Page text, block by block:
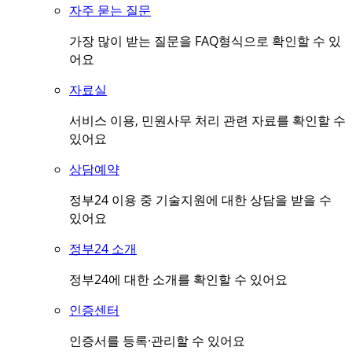
자주 묻는 질문
가장 많이 받는 질문을 FAQ형식으로 확인할 수 있
어요
자료실
서비스 이용, 민원사무 처리 관련 자료를 확인할 수
있어요
상담예약
정부24 이용 중 기술지원에 대한 상담을 받을 수
있어요
정부24 소개
정부24에 대한 소개를 확인할 수 있어요
인증센터
인증서를 등록·관리할 수 있어요